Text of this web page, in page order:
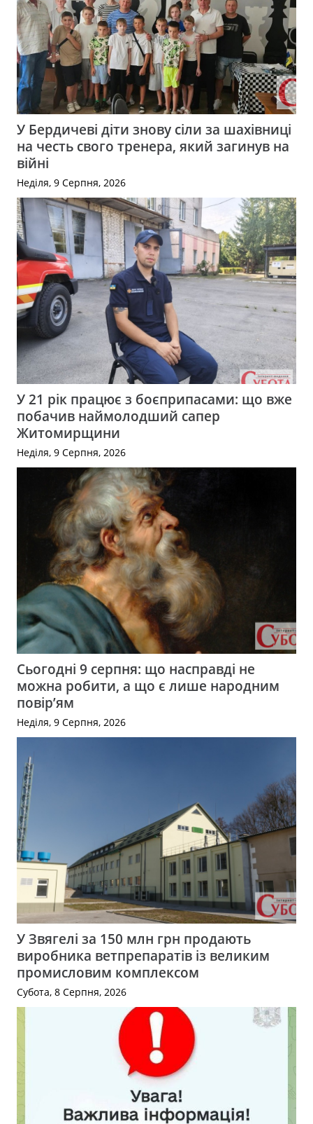
У Бердичеві діти знову сіли за шахівниці
на честь свого тренера, який загинув на
війні
Неділя, 9 Серпня, 2026
У 21 рік працює з боєприпасами: що вже
побачив наймолодший сапер
Житомирщини
Неділя, 9 Серпня, 2026
Сьогодні 9 серпня: що насправді не
можна робити, а що є лише народним
повір’ям
Неділя, 9 Серпня, 2026
У Звягелі за 150 млн грн продають
виробника ветпрепаратів із великим
промисловим комплексом
Субота, 8 Серпня, 2026